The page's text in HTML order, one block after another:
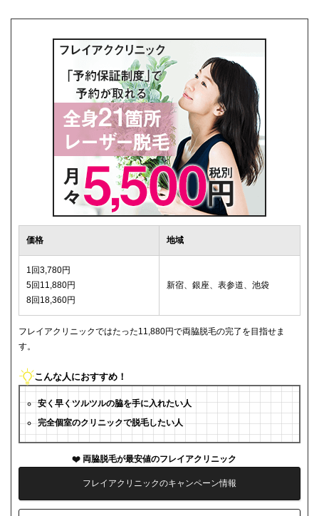
価格 地域
1回3,780円
5回11,880円
8回18,360円
新宿、銀座、表参道、池袋
フレイアクリニックではたった11,880円で両脇脱毛の完了を目指せま
す。
こんな人におすすめ！
安く早くツルツルの脇を手に入れたい人
完全個室のクリニックで脱毛したい人
両脇脱毛が最安値のフレイアクリニック
フレイアクリニックのキャンペーン情報